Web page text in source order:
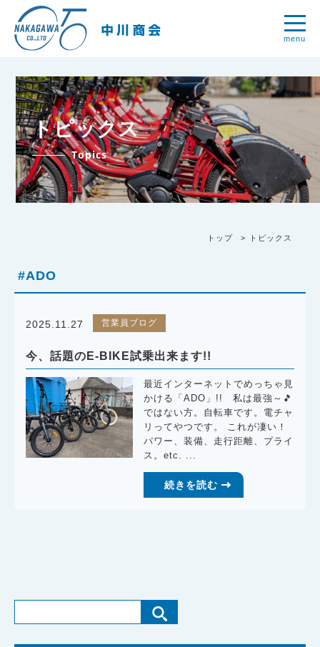
menu
トピックス
Topics
トップ トピックス
#ADO
2025.11.27 営業員ブログ
今、話題のE-BIKE試乗出来ます!!
最近インターネットでめっちゃ見
かける「ADO」!! 私は最強～🎵
ではない方。自転車です。電チャ
リってやつです。 これが凄い！
パワー、装備、走行距離、プライ
ス。etc. ...
続きを読む